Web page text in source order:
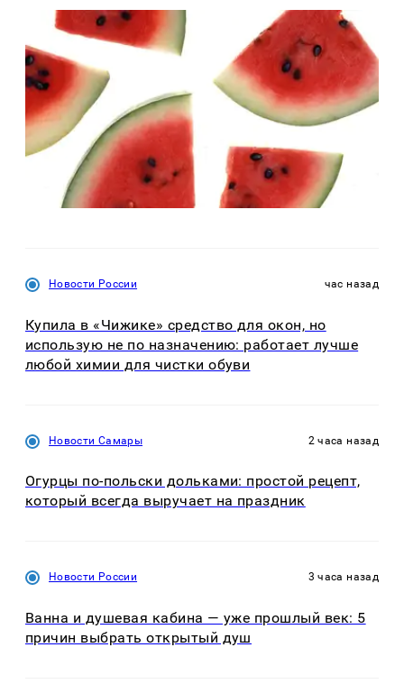
Новости России час назад
Купила в «Чижике» средство для окон, но
использую не по назначению: работает лучше
любой химии для чистки обуви
Новости Самары 2 часа назад
Огурцы по‑польски дольками: простой рецепт,
который всегда выручает на праздник
Новости России 3 часа назад
Ванна и душевая кабина — уже прошлый век: 5
причин выбрать открытый душ